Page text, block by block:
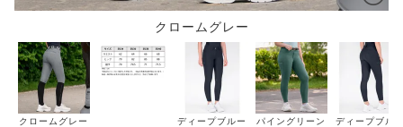
クロームグレー
クロームグレー ディープブルー パイングリーン ディープブル